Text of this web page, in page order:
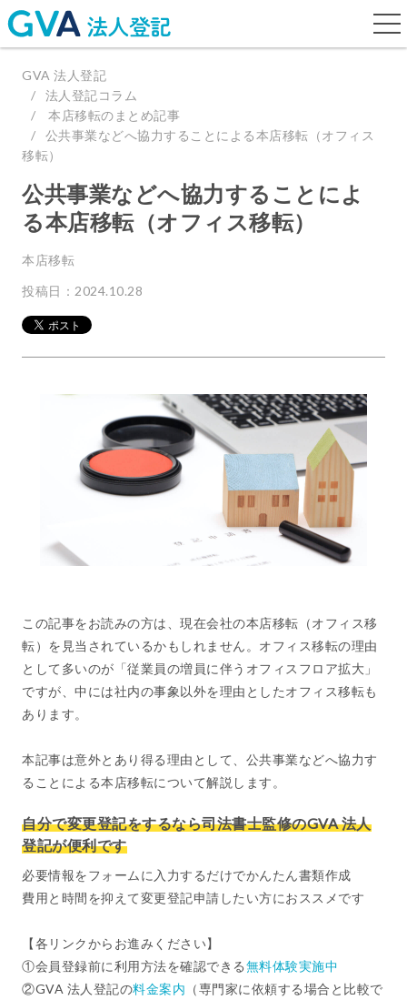
GVA 法人登記
法人登記コラム
本店移転のまとめ記事
公共事業などへ協力することによる本店移転（オフィス
移転）
公共事業などへ協力することによ
る本店移転（オフィス移転）
本店移転
投稿日：2024.10.28
この記事をお読みの方は、現在会社の本店移転（オフィス移
転）を見当されているかもしれません。オフィス移転の理由
として多いのが「従業員の増員に伴うオフィスフロア拡大」
ですが、中には社内の事象以外を理由としたオフィス移転も
あります。
本記事は意外とあり得る理由として、公共事業などへ協力す
ることによる本店移転について解説します。
自分で変更登記をするなら司法書士監修のGVA 法人
登記が便利です
必要情報をフォームに入力するだけでかんたん書類作成
費用と時間を抑えて変更登記申請したい方におススメです
【各リンクからお進みください】
①会員登録前に利用方法を確認できる無料体験実施中
②GVA 法人登記の料金案内 （専門家に依頼する場合と比較で